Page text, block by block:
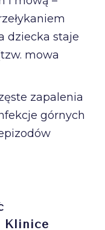
dziecka staje
mowa
zapalenia
górnych
Klinice